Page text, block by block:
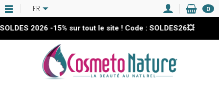
2026-15%sur tout le site ! Code : SOLDES26💥
FR 0